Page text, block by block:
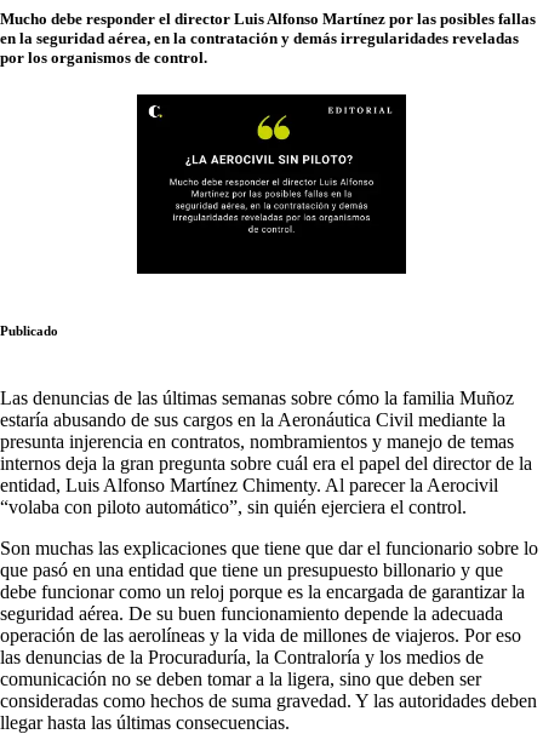
Mucho debe responder el director Luis Alfonso Martínez por las posibles fallas
en la seguridad aérea, en la contratación y demás irregularidades reveladas
por los organismos de control.
Publicado
Las denuncias de las últimas semanas sobre cómo la familia Muñoz
estaría abusando de sus cargos en la Aeronáutica Civil mediante la
presunta injerencia en contratos, nombramientos y manejo de temas
internos deja la gran pregunta sobre cuál era el papel del director de la
entidad, Luis Alfonso Martínez Chimenty. Al parecer la Aerocivil
“volaba con piloto automático”, sin quién ejerciera el control.
Son muchas las explicaciones que tiene que dar el funcionario sobre lo
que pasó en una entidad que tiene un presupuesto billonario y que
debe funcionar como un reloj porque es la encargada de garantizar la
seguridad aérea. De su buen funcionamiento depende la adecuada
operación de las aerolíneas y la vida de millones de viajeros. Por eso
las denuncias de la Procuraduría, la Contraloría y los medios de
comunicación no se deben tomar a la ligera, sino que deben ser
consideradas como hechos de suma gravedad. Y las autoridades deben
llegar hasta las últimas consecuencias.